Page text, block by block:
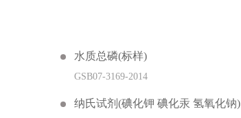
水质总磷(标样)
GSB07-3169-2014
纳氏试剂(碘化钾 碘化汞 氢氧化钠)